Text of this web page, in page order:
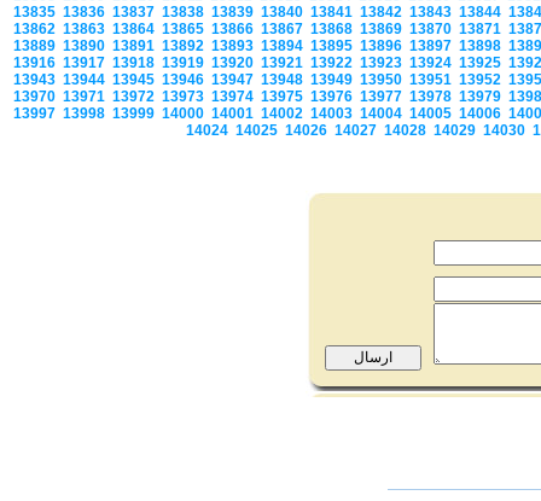
13835 13836 13837 13838 13839 13840 13841 13842 13843 13844
13862 13863 13864 13865 13866 13867 13868 13869 13870 13871
13889 13890 13891 13892 13893 13894 13895 13896 13897 13898
13916 13917 13918 13919 13920 13921 13922 13923 13924 13925
13943 13944 13945 13946 13947 13948 13949 13950 13951 13952
13970 13971 13972 13973 13974 13975 13976 13977 13978 13979
13997 13998 13999 14000 14001 14002 14003 14004 14005 14006
14024 14025 14026 14027 14028 14029 14030